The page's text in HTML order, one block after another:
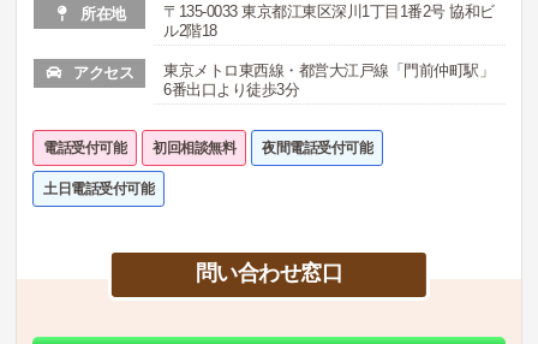
所在地
〒135-0033 東京都江東区深川1丁目1番2号 協和ビ
ル2階18
アクセス
東京メトロ東西線・都営大江戸線「門前仲町駅」
6番出口より徒歩3分
電話受付可能 初回相談無料 夜間電話受付可能
土日電話受付可能
問い合わせ窓口